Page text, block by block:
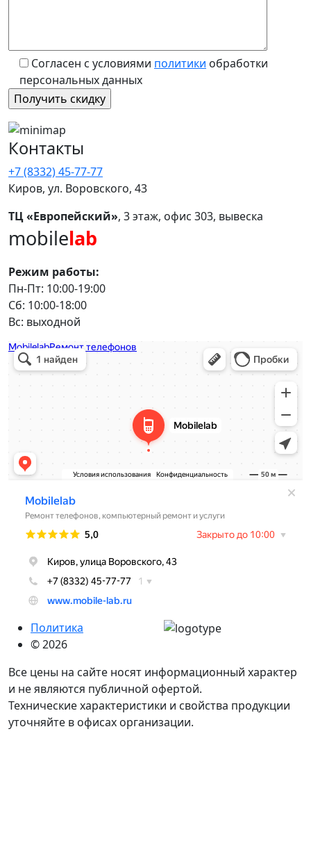
Согласен с условиями политики обработки
персональных данных
Контакты
+7 (8332) 45-77-77
Киров, ул. Воровского, 43
ТЦ «Европейский», 3 этаж, офис 303, вывеска
mobilelab
Режим работы:
Пн-Пт: 10:00-19:00
Сб: 10:00-18:00
Вс: выходной
Политика
© 2026
Все цены на сайте носят информационный характер
и не являются публичной офертой.
Технические характеристики и свойства продукции
уточняйте в офисах организации.